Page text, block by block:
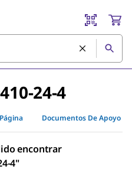
24-4
Documentos De Apoyo
encontrar
4"